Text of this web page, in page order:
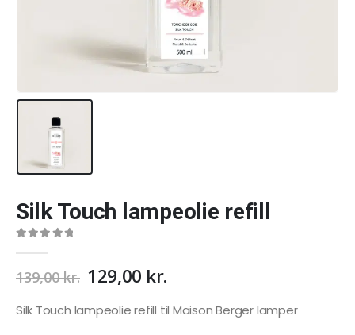
Silk Touch lampeolie refill
139,00kr. 129,00 kr.
Silk Touch lampeolie refill til Maison Berger lamper